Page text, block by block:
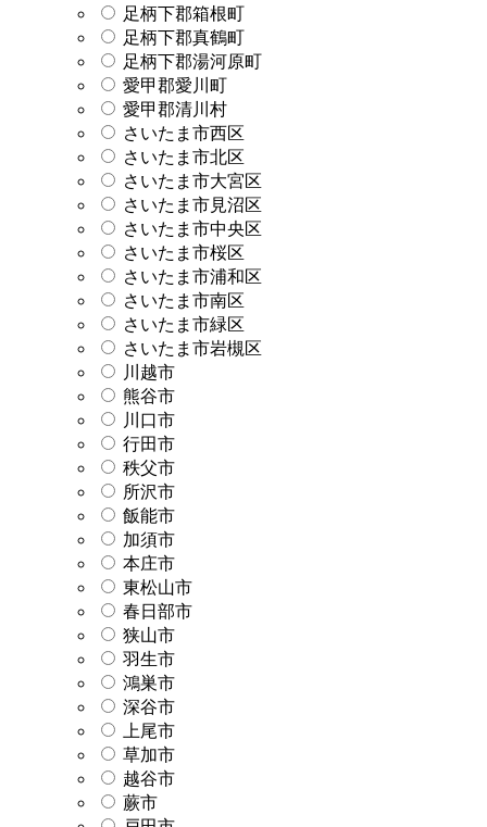
足柄下郡箱根町
足柄下郡真鶴町
足柄下郡湯河原町
愛甲郡愛川町
愛甲郡清川村
さいたま市西区
さいたま市北区
さいたま市大宮区
さいたま市見沼区
さいたま市中央区
さいたま市桜区
さいたま市浦和区
さいたま市南区
さいたま市緑区
さいたま市岩槻区
川越市
熊谷市
川口市
行田市
秩父市
所沢市
飯能市
加須市
本庄市
東松山市
春日部市
狭山市
羽生市
鴻巣市
深谷市
上尾市
草加市
越谷市
蕨市